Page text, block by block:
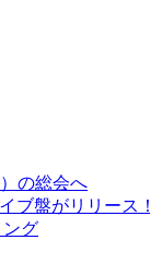
の総会へ
ブ盤がリリース！
ング